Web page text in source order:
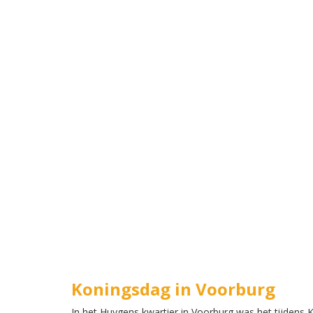
Koningsdag in Voorburg